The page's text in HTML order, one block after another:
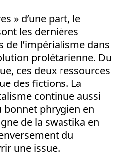
» d’une part, le
les dernières
de l’impérialisme dans
prolétarienne. Du
ces deux ressources
des fictions. La
continue aussi
bonnet phrygien en
de la swastika en
du
une issue.